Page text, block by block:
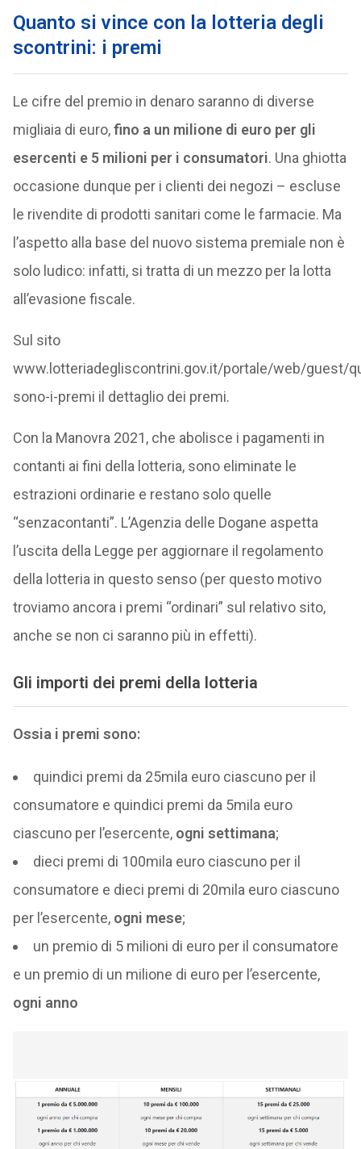
Quanto si vince con la lotteria degli
scontrini: i premi
Le cifre del premio in denaro saranno di diverse
migliaia di euro,fino a un milione di euro per gli
esercenti e 5 milioni per i consumatori. Una ghiotta
occasione dunque per i clienti dei negozi – escluse
le rivendite di prodotti sanitari come le farmacie. Ma
l’aspetto alla base del nuovo sistema premiale non è
solo ludico: infatti, si tratta di un mezzo per la lotta
all’evasione fiscale.
Sul sito
www.lotteriadegliscontrini.gov.it/portale/web/guest/
sono-i-premi il dettaglio dei premi.
Con la Manovra 2021, che abolisce i pagamenti in
contanti ai fini della lotteria, sono eliminate le
estrazioni ordinarie e restano solo quelle
“senzacontanti”. L’Agenzia delle Dogane aspetta
l’uscita della Legge per aggiornare il regolamento
della lotteria in questo senso (per questo motivo
troviamo ancora i premi “ordinari” sul relativo sito,
anche se non ci saranno più in effetti).
Gli importi dei premi della lotteria
Ossia i premi sono:
quindici premi da 25mila euro ciascuno per il
consumatore e quindici premi da 5mila euro
ciascuno per l’esercente, ogni settimana;
dieci premi di 100mila euro ciascuno per il
consumatore e dieci premi di 20mila euro ciascuno
per l’esercente, ogni mese;
un premio di 5 milioni di euro per il consumatore
e un premio di un milione di euro per l’esercente,
ogni anno